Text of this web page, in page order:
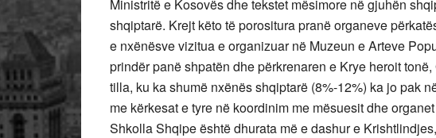
Ministritë e Kosovës dhe tekstet mësimore në gjuhën
shqiptarë. Krejt këto të porositura pranë organeve
e nxënësve vizitua e organizuar në Muzeun e Arteve
prindër panë shpatën dhe përkrenaren e Krye heroit
tilla, ku ka shumë nxënës shqiptarë (8%-12%) ka jo pak
me kërkesat e tyre në koordinim me mësuesit dhe
Shkolla Shqipe është dhurata më e dashur e